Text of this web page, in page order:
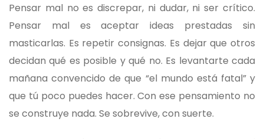
Pensar mal no es discrepar, ni dudar, ni ser crítico.
Pensar mal es aceptar ideas prestadas sin
masticarlas. Es repetir consignas. Es dejar que otros
decidan qué es posible y qué no. Es levantarte cada
mañana convencido de que “el mundo está fatal” y
que tú poco puedes hacer. Con ese pensamiento no
se construye nada. Se sobrevive, con suerte.